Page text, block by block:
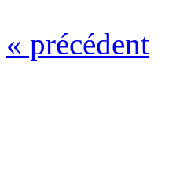
« précédent